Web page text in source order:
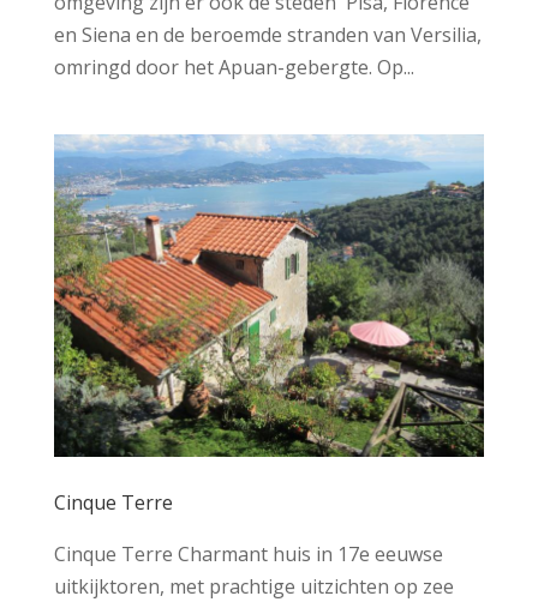
en Siena en de beroemde stranden van Versilia,
omringd door het Apuan-gebergte. Op...
Cinque Terre
Cinque Terre Charmant huis in 17e eeuwse
uitkijktoren, met prachtige uitzichten op zee